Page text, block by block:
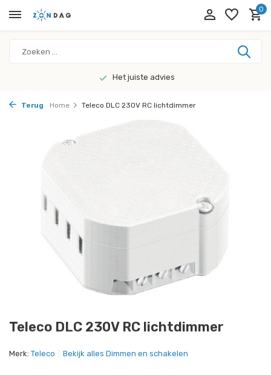
0
Het juiste advies
Terug Home Teleco DLC 230V RC lichtdimmer
Teleco DLC 230V RC lichtdimmer
Merk: Teleco Bekijk alles Dimmen en schakelen